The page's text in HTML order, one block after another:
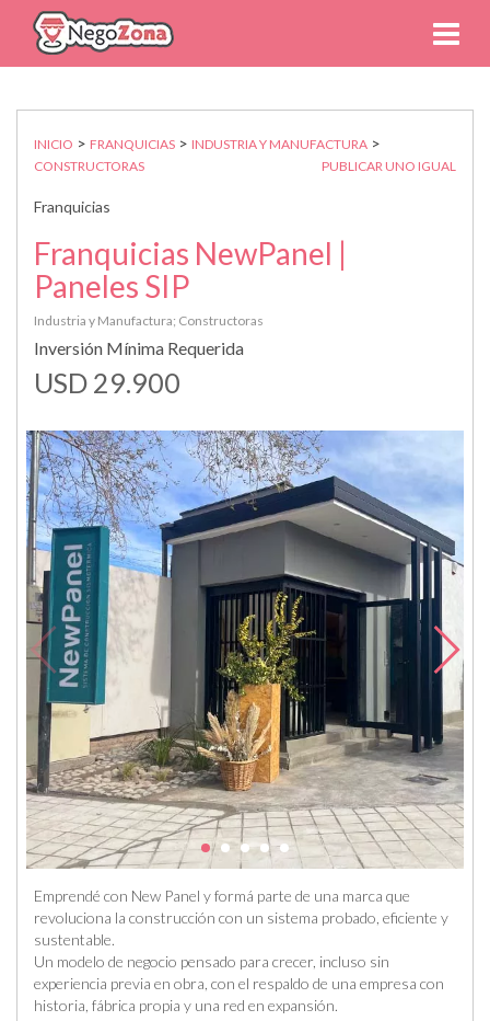
INICIO > FRANQUICIAS > INDUSTRIA Y MANUFACTURA >
CONSTRUCTORAS PUBLICAR UNO IGUAL
Franquicias
Franquicias NewPanel |
Paneles SIP
Industria y Manufactura; Constructoras
Inversión Mínima Requerida
USD 29.900
Emprendé con New Panel y formá parte de una marca que
revoluciona la construcción con un sistema probado, eficiente y
sustentable.
Un modelo de negocio pensado para crecer, incluso sin
experiencia previa en obra, con el respaldo de una empresa con
historia, fábrica propia y una red en expansión.